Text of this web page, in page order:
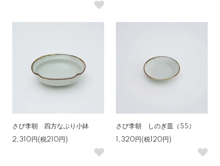
さび李朝 四方なぶり小鉢
2,310円(税210円)
さび李朝 しのぎ皿（SS）
1,320円(税120円)